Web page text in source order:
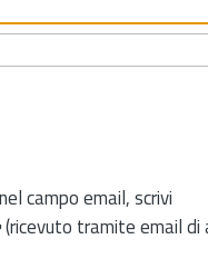
campo email, scrivi
(ricevuto tramite email di